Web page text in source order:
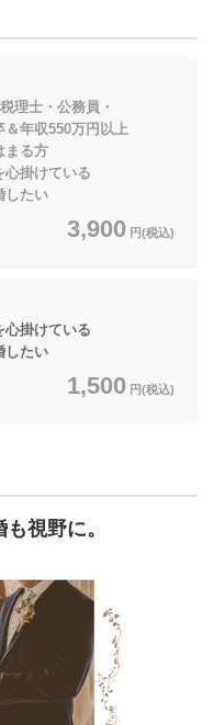
理士・公務員・
550万円以上
る方
掛けている
たい
3,900 円(税込)
掛けている
たい
1,500 円(税込)
視野に。